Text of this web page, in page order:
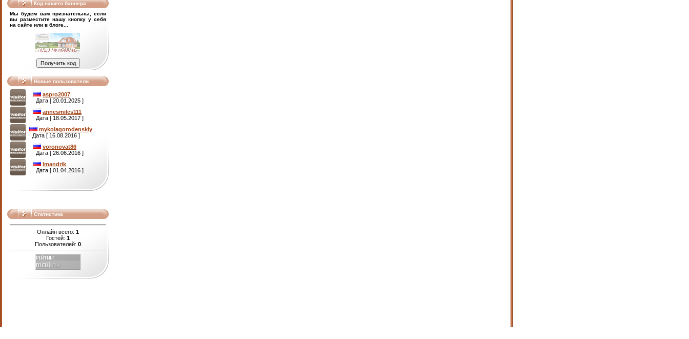
Код нашего баннера
Мы будем вам признательны, если
вы разместите нашу кнопку у себя
на сайте или в блоге...
Новые пользователи
aspro2007
Дата [ 20.01.2025 ]
annesmiles111
Дата [ 18.05.2017 ]
mykolagorodenskiy
Дата [ 16.08.2016 ]
voronovat86
Дата [ 26.06.2016 ]
lmandrik
Дата [ 01.04.2016 ]
Статистика
Онлайн всего: 1
Гостей: 1
Пользователей: 0